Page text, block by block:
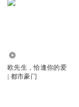
欧先生，恰逢你的爱
| 都市豪门